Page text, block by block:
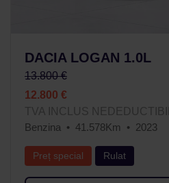
DACIA LOGAN 1.0L
13.800 €
12.800 €
TVA INCLUS NEDEDUCTIBIL
Benzina
41.578Km 2023
Preț special Rulat